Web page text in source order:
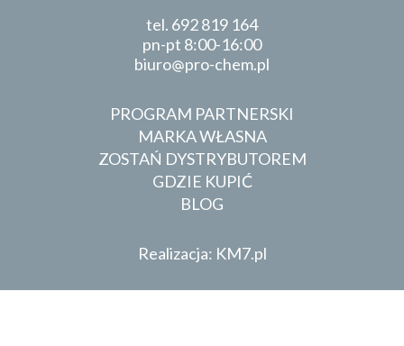
tel. 692 819 164
pn-pt 8:00-16:00
biuro
pro-chem.pl
PROGRAM PARTNERSKI
MARKA WŁASNA
ZOSTAŃ DYSTRYBUTOREM
GDZIE KUPIĆ
BLOG
Realizacja: KM7.pl